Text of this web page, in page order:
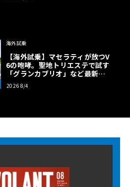
海外試乗
【海外試乗】マセラティが放つV
6の咆哮。聖地トリエステで試す
「グランカブリオ」など最新ト
ロフェオ3台の官能評価《LE VO
LANT LAB》
2026 8/4